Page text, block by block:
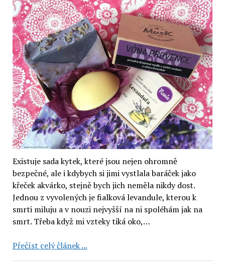
Lisoleil
(recenze)
Existuje sada kytek, které jsou nejen ohromně
bezpečné, ale i kdybych si jimi vystlala baráček jako
křeček akvárko, stejně bych jich neměla nikdy dost.
Jednou z vyvolených je fialková levandule, kterou k
smrti miluju a v nouzi nejvyšší na ni spoléhám jak na
smrt. Třeba když mi vzteky tiká oko,…
Přečíst celý článek ...Tuhé